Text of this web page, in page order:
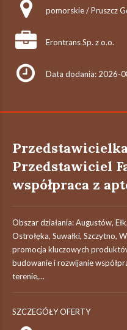
pomorskie / Pruszcz
Erontrans Sp. z o.o.
Data dodania: 2026-
Przedstawiciel
współpraca z
Obszar działania: Augustów,
Ostrołęka, Suwałki, Szczytno,
promocja kluczowych
budowanie i rozwijanie
terenie,...
SZCZEGÓŁY OFERTY